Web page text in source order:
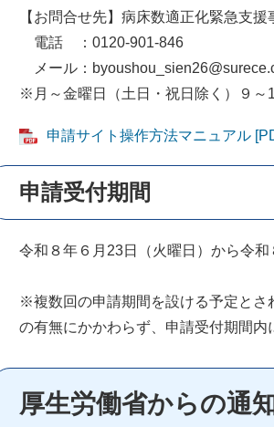
【お問合せ先】病床数適正化緊急支援
電話 ：0120-901-846
メール：
※月～金曜日（土日・祝日除く）９～
申請サイト操作方法マニュアル
申請受付期間
令和８年６月23日（火曜日）から令
※複数回の申請期間を設ける予定とさ
の有無にかかわらず、申請受付期間内
厚生労働省からの通